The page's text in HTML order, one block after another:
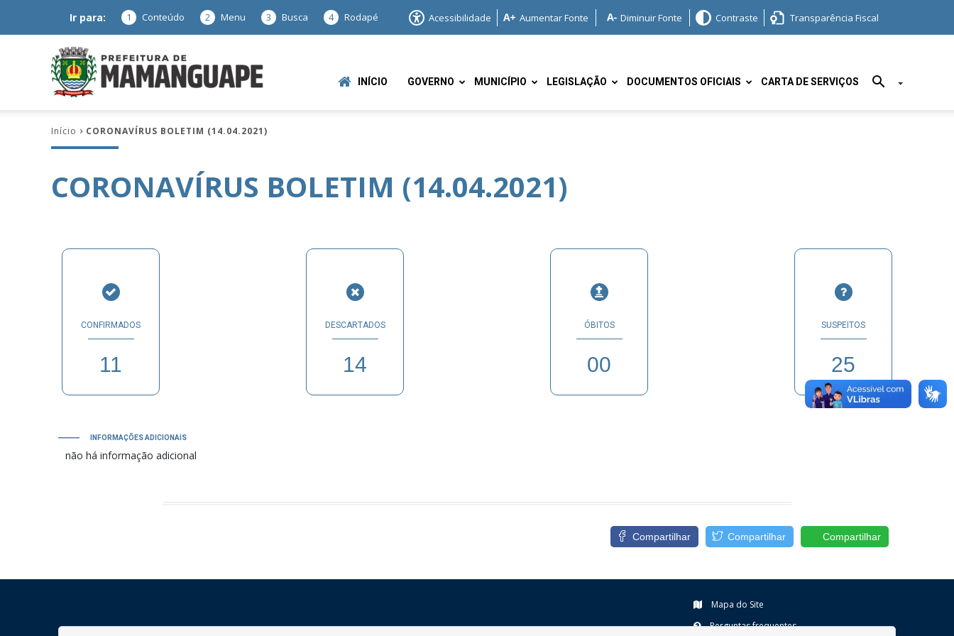
Ir para: 1 Conteúdo 2 Menu 3 Busca 4 Rodapé Acessibilidade Aumentar Fonte Diminuir Fonte Contraste Transparência Fiscal
INÍCIO GOVERNO MUNICÍPIO LEGISLAÇÃO DOCUMENTOS OFICIAIS CARTA DE SERVIÇOS
Início CORONAVÍRUS BOLETIM (14.04.2021)
CORONAVÍRUS BOLETIM (14.04.2021)
CONFIRMADOS
11
DESCARTADOS
14
ÓBITOS
00
SUSPEITOS
25
INFORMAÇÕES ADICIONAIS
não há informação adicional
Compartilhar Compartilhar Compartilhar
Mapa do Site
Perguntas frequentes